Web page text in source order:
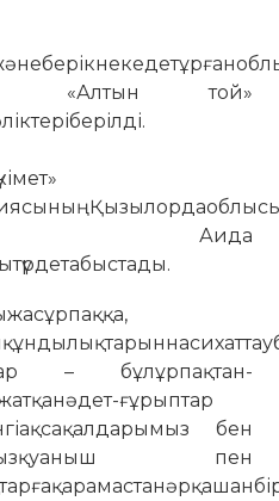
«Алтын той»
Аида
– бұлұрпақтан-
ғұрыптар
бен
пен